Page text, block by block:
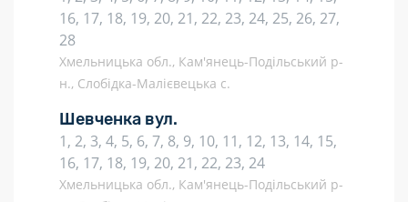
16, 17, 18, 19, 20, 21, 22, 23, 24, 25, 26, 27,
28
Хмельницька обл., Кам'янець-Подільський р-
н., Слобідка-Малієвецька с.
Шевченка вул.
1, 2, 3, 4, 5, 6, 7, 8, 9, 10, 11, 12, 13, 14, 15,
16, 17, 18, 19, 20, 21, 22, 23, 24
Хмельницька обл., Кам'янець-Подільський р-